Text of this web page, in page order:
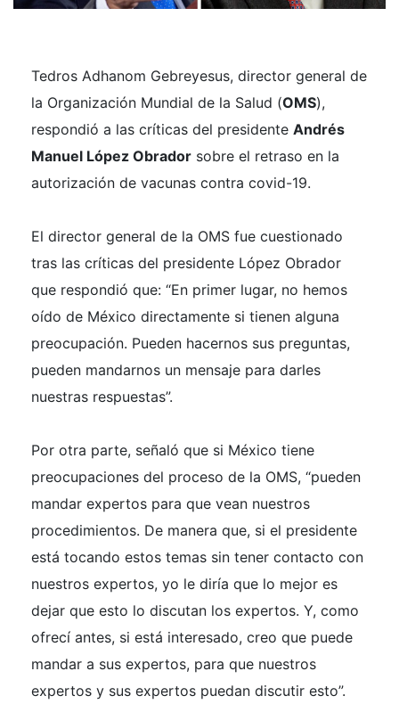
Tedros Adhanom Gebreyesus, director general de
la Organización Mundial de la Salud (OMS),
respondió a las críticas del presidente Andrés
Manuel López Obrador sobre el retraso en la
autorización de vacunas contra covid-19.
El director general de la OMS fue cuestionado
tras las críticas del presidente López Obrador
que respondió que: “En primer lugar, no hemos
oído de México directamente si tienen alguna
preocupación. Pueden hacernos sus preguntas,
pueden mandarnos un mensaje para darles
nuestras respuestas”.
Por otra parte, señaló que si México tiene
preocupaciones del proceso de la OMS, “pueden
mandar expertos para que vean nuestros
procedimientos. De manera que, si el presidente
está tocando estos temas sin tener contacto con
nuestros expertos, yo le diría que lo mejor es
dejar que esto lo discutan los expertos. Y, como
ofrecí antes, si está interesado, creo que puede
mandar a sus expertos, para que nuestros
expertos y sus expertos puedan discutir esto”.